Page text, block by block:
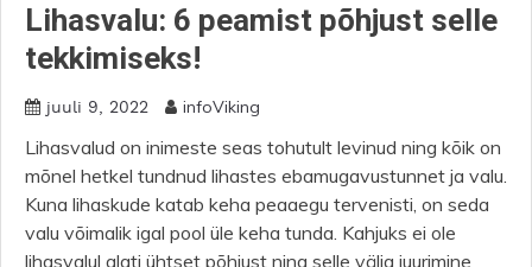
Lihasvalu: 6 peamist põhjust selle
tekkimiseks!
juuli 9, 2022 infoViking
Lihasvalud on inimeste seas tohutult levinud ning kõik on
mõnel hetkel tundnud lihastes ebamugavustunnet ja valu.
Kuna lihaskude katab keha peaaegu tervenisti, on seda
valu võimalik igal pool üle keha tunda. Kahjuks ei ole
lihasvalul alati ühtset põhjust ning selle välja juurimine